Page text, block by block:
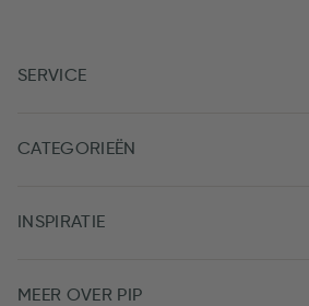
SERVICE
CATEGORIEËN
INSPIRATIE
MEER OVER PIP